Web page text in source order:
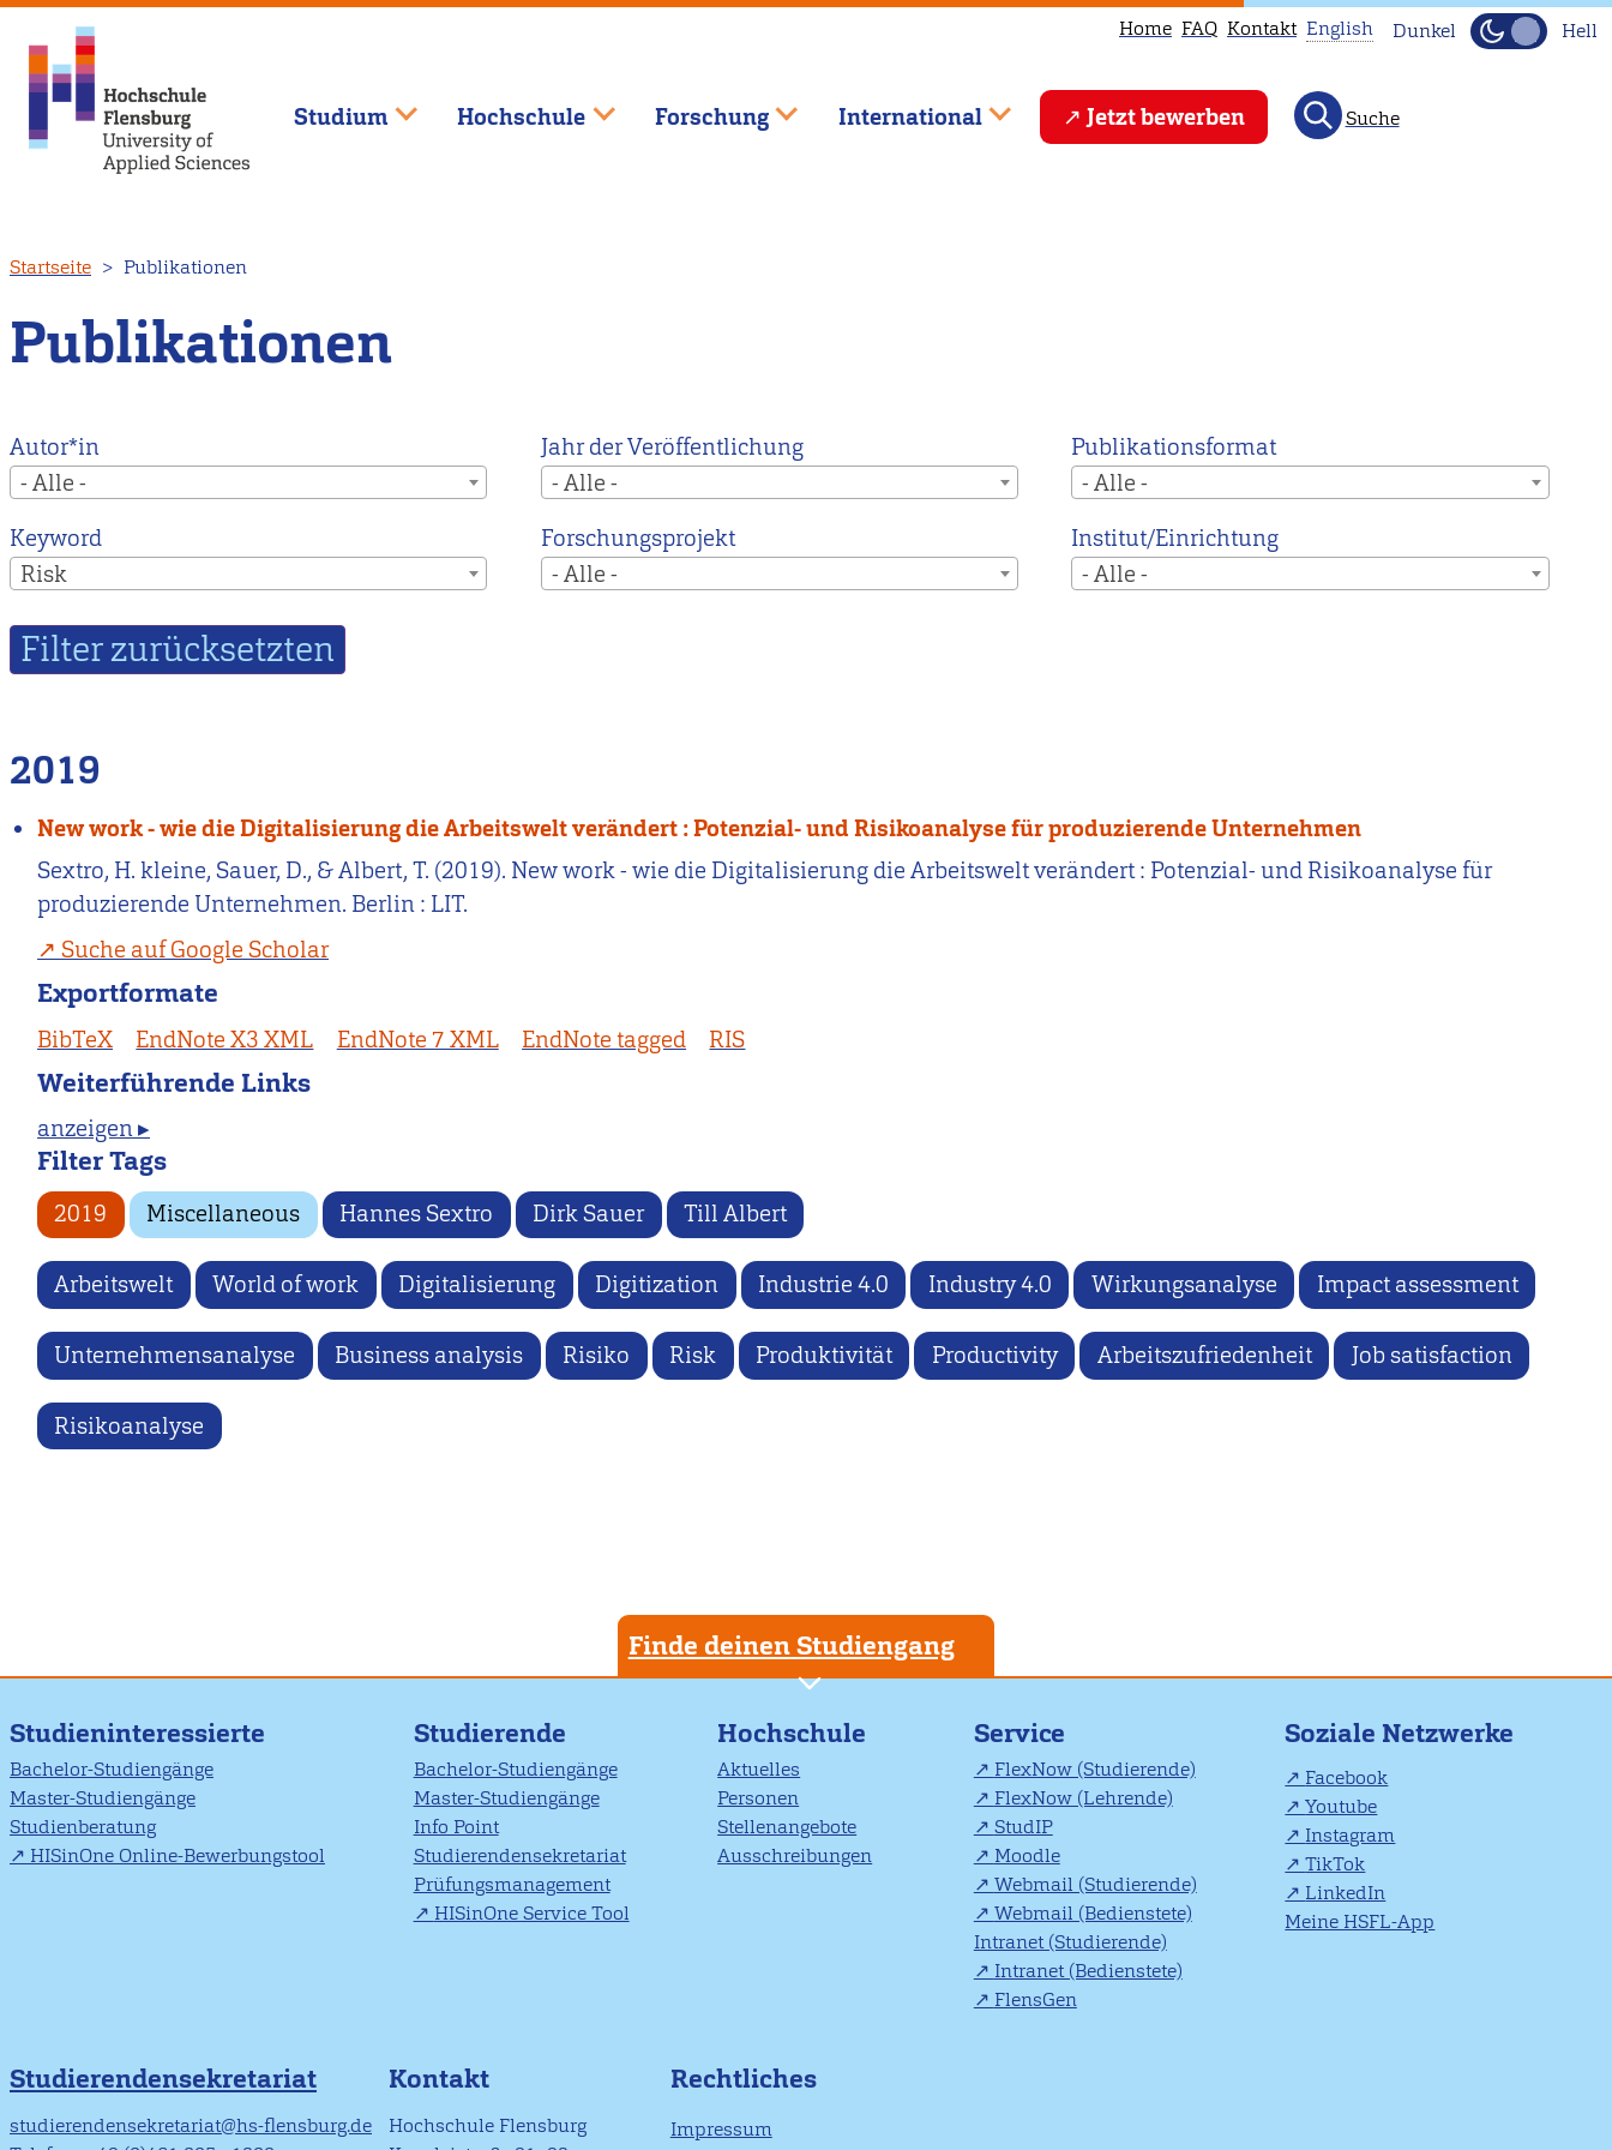
zum
Inhalt
Home FAQ Kontakt
This
page
main
page
English Dunkel Hell
Studium Hochschule Forschung International Jetzt bewerben Suche
Startseite Publikationen
Publikationen
Autor*in
- Alle -
Jahr der Veröffentlichung
- Alle -
Publikationsformat
- Alle -
Keyword
Risk
Forschungsprojekt
- Alle -
Institut/Einrichtung
- Alle -
2019
New work - wie die Digitalisierung die Arbeitswelt verändert : Potenzial- und Risikoanalyse für produzierende Unternehmen
Sextro, H. kleine, Sauer, D., & Albert, T. (2019). New work - wie die Digitalisierung die Arbeitswelt verändert : Potenzial- und Risikoanalyse für
produzierende Unternehmen. Berlin : LIT.
Suche auf Google Scholar
Exportformate
BibTeX EndNote X3 XML EndNote 7 XML EndNote tagged RIS
Weiterführende Links
anzeigen ▸
Filter Tags
2019 Miscellaneous Hannes Sextro Dirk Sauer Till Albert
Arbeitswelt World of work Digitalisierung Digitization Industrie 4.0 Industry 4.0 Wirkungsanalyse Impact assessment
Unternehmensanalyse Business analysis Risiko Risk Produktivität Productivity Arbeitszufriedenheit Job satisfaction
Risikoanalyse
Finde deinen Studiengang
Studieninteressierte
Bachelor-Studiengänge
Master-Studiengänge
Studienberatung
HISinOne Online-Bewerbungstool
Studierende
Bachelor-Studiengänge
Master-Studiengänge
Info Point
Studierendensekretariat
Prüfungsmanagement
HISinOne Service Tool
Hochschule
Aktuelles
Personen
Stellenangebote
Ausschreibungen
Service
FlexNow (Studierende)
FlexNow (Lehrende)
StudIP
Moodle
Webmail (Studierende)
Webmail (Bedienstete)
Intranet (Studierende)
Intranet (Bedienstete)
FlensGen
Soziale Netzwerke
Facebook
Youtube
Instagram
TikTok
LinkedIn
Meine HSFL-App
Studierendensekretariat
studierendensekretariat@hs-flensburg.de
Kontakt
Hochschule Flensburg
Rechtliches
Impressum